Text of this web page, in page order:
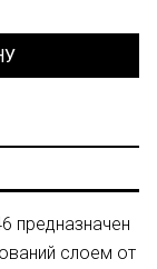
предназначен
слоем от